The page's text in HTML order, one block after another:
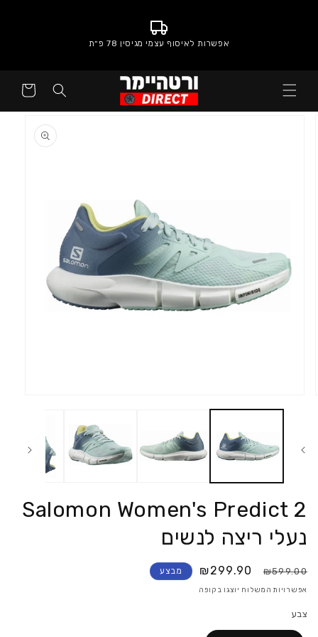
אפשרות לאיסוף עצמי מגיסין 78 פ״ת
קניות
במודאל
Salomon Women's Predict 2
נעלי ריצה לנשים
₪599.00
₪299.90 מבצע
אפשרויות המשלוח יוצגו בקופה
צבע